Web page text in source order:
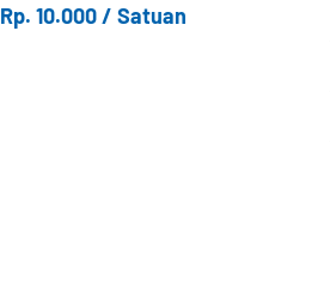
Rp. 10.000 / Satuan